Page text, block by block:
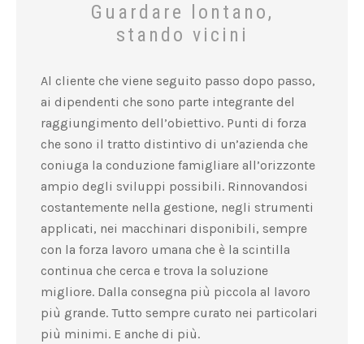
Guardare lontano,
stando vicini
Al cliente che viene seguito passo dopo passo,
ai dipendenti che sono parte integrante del
raggiungimento dell’obiettivo. Punti di forza
che sono il tratto distintivo di un’azienda che
coniuga la conduzione famigliare all’orizzonte
ampio degli sviluppi possibili. Rinnovandosi
costantemente nella gestione, negli strumenti
applicati, nei macchinari disponibili, sempre
con la forza lavoro umana che è la scintilla
continua che cerca e trova la soluzione
migliore. Dalla consegna più piccola al lavoro
più grande. Tutto sempre curato nei particolari
più minimi. E anche di più.